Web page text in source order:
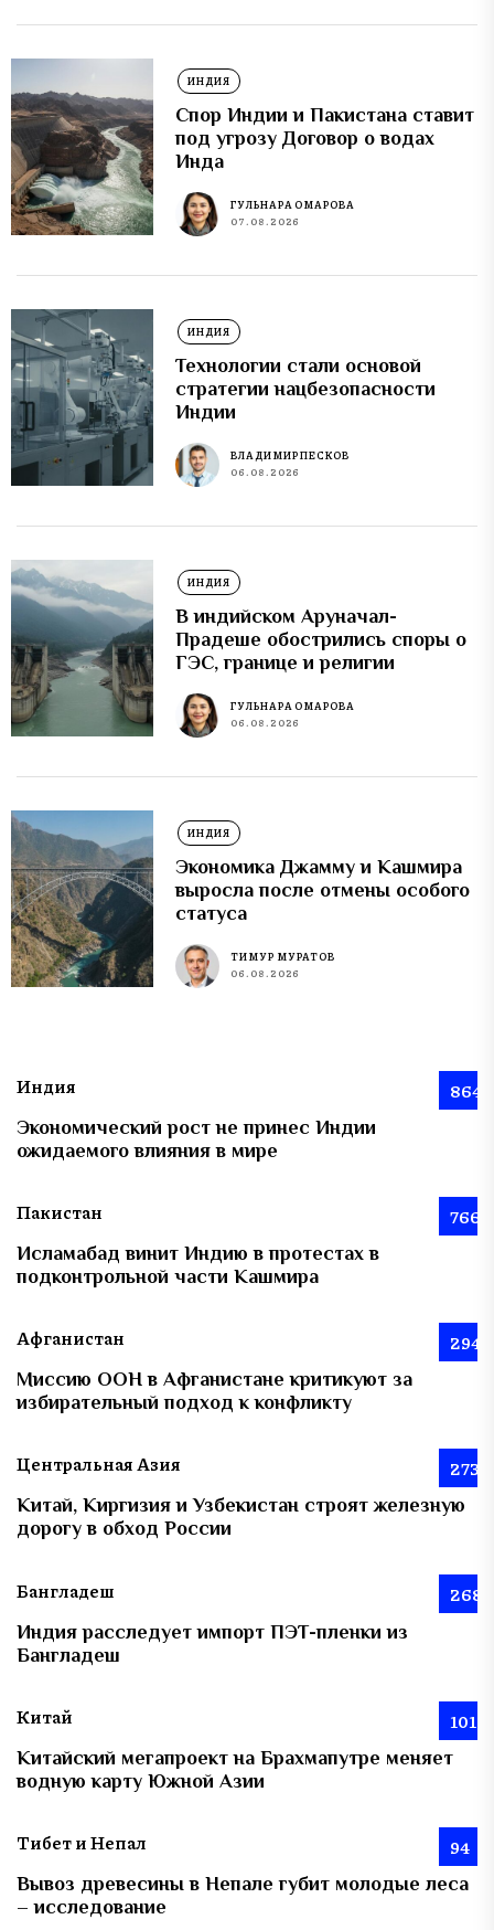
ИНДИЯ
Спор Индии и Пакистана ставит
под угрозу Договор о водах
Инда
ГУЛЬНАРА ОМАРОВА
07.08.2026
ИНДИЯ
Технологии стали основой
стратегии нацбезопасности
Индии
ВЛАДИМИР ПЕСКОВ
06.08.2026
ИНДИЯ
В индийском Аруначал-
Прадеше обострились споры о
ГЭС, границе и религии
ГУЛЬНАРА ОМАРОВА
06.08.2026
ИНДИЯ
Экономика Джамму и Кашмира
выросла после отмены особого
статуса
ТИМУР МУРАТОВ
06.08.2026
Индия 864
Экономический рост не принес Индии
ожидаемого влияния в мире
Пакистан 766
Исламабад винит Индию в протестах в
подконтрольной части Кашмира
Афганистан 294
Миссию ООН в Афганистане критикуют за
избирательный подход к конфликту
Центральная Азия 273
Китай, Киргизия и Узбекистан строят железную
дорогу в обход России
Бангладеш 268
Индия расследует импорт ПЭТ-пленки из
Бангладеш
Китай 101
Китайский мегапроект на Брахмапутре меняет
водную карту Южной Азии
Тибет и Непал 94
Вывоз древесины в Непале губит молодые леса
– исследование